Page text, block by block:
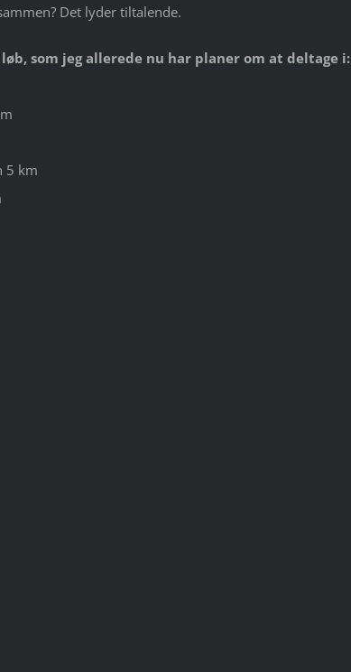
Det lyder tiltalende.
som jeg allerede nu har planer om at deltage i:
5 km